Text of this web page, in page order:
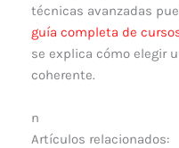
técnicas avanzadas
guía completa de
se explica cómo elegir
coherente.
n
Artículos relacionados: